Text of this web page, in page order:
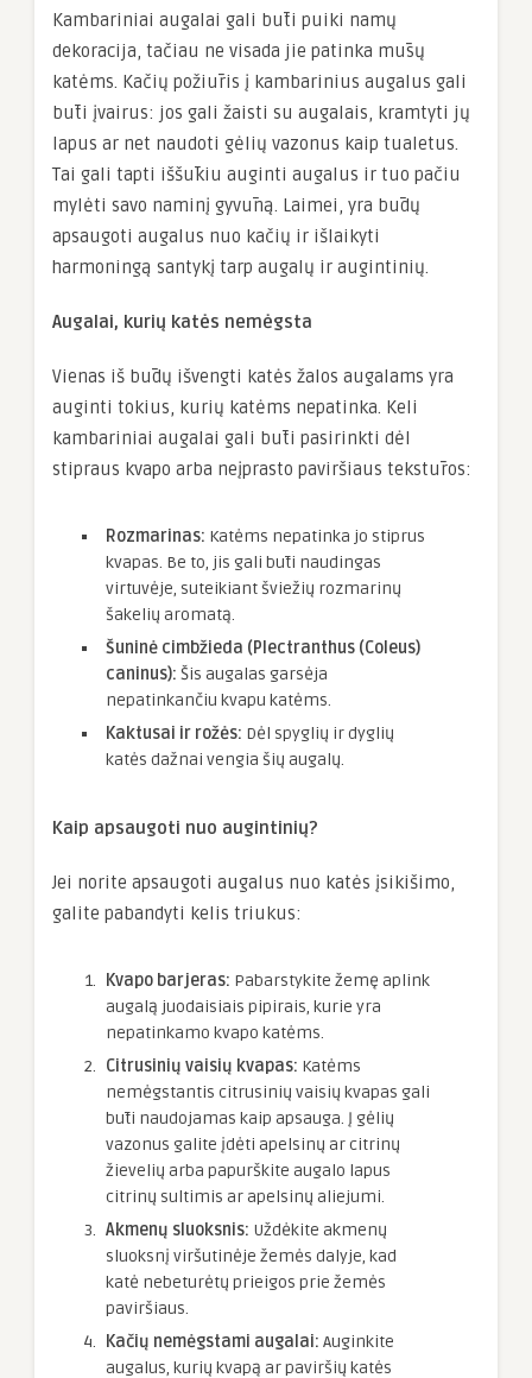
Kambariniai augalai gali būti puiki namų
dekoracija, tačiau ne visada jie patinka mūsų
katėms. Kačių požiūris į kambarinius augalus gali
būti įvairus: jos gali žaisti su augalais, kramtyti jų
lapus ar net naudoti gėlių vazonus kaip tualetus.
Tai gali tapti iššūkiu auginti augalus ir tuo pačiu
mylėti savo naminį gyvūną. Laimei, yra būdų
apsaugoti augalus nuo kačių ir išlaikyti
harmoningą santykį tarp augalų ir augintinių.
Augalai, kurių katės nemėgsta
Vienas iš būdų išvengti katės žalos augalams yra
auginti tokius, kurių katėms nepatinka. Keli
kambariniai augalai gali būti pasirinkti dėl
stipraus kvapo arba neįprasto paviršiaus tekstūros:
Rozmarinas: Katėms nepatinka jo stiprus
kvapas. Be to, jis gali būti naudingas
virtuvėje, suteikiant šviežių rozmarinų
šakelių aromatą.
Šuninė cimbžieda (Plectranthus (Coleus)
caninus): Šis augalas garsėja
nepatinkančiu kvapu katėms.
Kaktusai ir rožės: Dėl spyglių ir dyglių
katės dažnai vengia šių augalų.
Kaip apsaugoti nuo augintinių?
Jei norite apsaugoti augalus nuo katės įsikišimo,
galite pabandyti kelis triukus:
Kvapo barjeras: Pabarstykite žemę aplink
augalą juodaisiais pipirais, kurie yra
nepatinkamo kvapo katėms.
Citrusinių vaisių kvapas: Katėms
nemėgstantis citrusinių vaisių kvapas gali
būti naudojamas kaip apsauga. Į gėlių
vazonus galite įdėti apelsinų ar citrinų
žievelių arba papurškite augalo lapus
citrinų sultimis ar apelsinų aliejumi.
Akmenų sluoksnis: Uždėkite akmenų
sluoksnį viršutinėje žemės dalyje, kad
katė nebeturėtų prieigos prie žemės
paviršiaus.
Kačių nemėgstami augalai: Auginkite
augalus, kurių kvapą ar paviršių katės